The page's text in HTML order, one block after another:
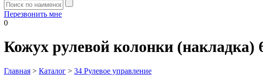
Перезвонить мне
0
Кожух рулевой колонки (накладка)
Главная > Каталог > 34 Рулевое управление